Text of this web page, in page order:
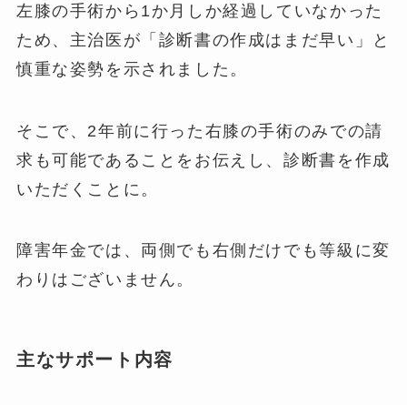
左膝の手術から1か月しか経過していなかった
ため、主治医が「診断書の作成はまだ早い」と
慎重な姿勢を示されました。
そこで、2年前に行った右膝の手術のみでの請
求も可能であることをお伝えし、診断書を作成
いただくことに。
障害年金では、両側でも右側だけでも等級に変
わりはございません。
主なサポート内容